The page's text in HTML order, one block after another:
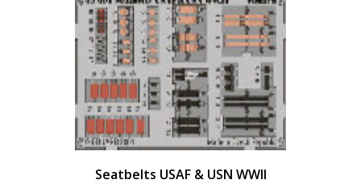
Seatbelts USAF & USN WWII